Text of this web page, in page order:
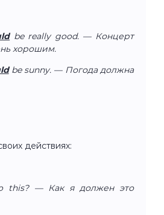
be really good. — Концерт
хорошим.
be sunny. — Погода должна
действиях:
— Как я должен это